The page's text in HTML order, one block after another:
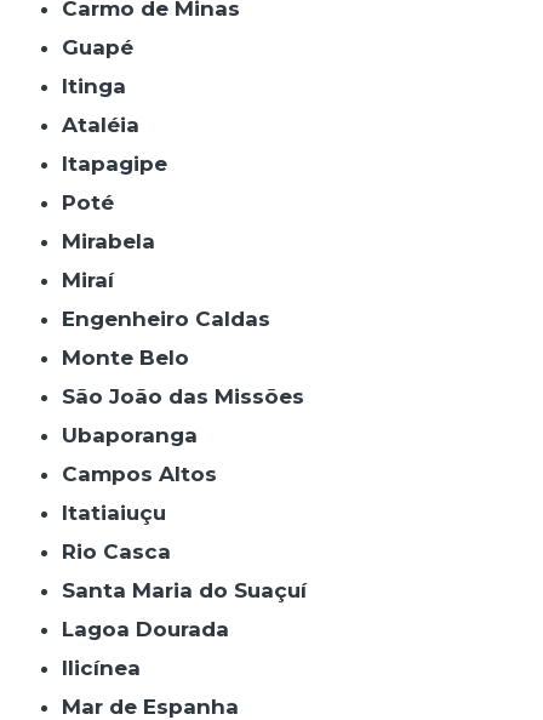
Carmo de Minas
Guapé
Itinga
Ataléia
Itapagipe
Poté
Mirabela
Miraí
Engenheiro Caldas
Monte Belo
São João das Missões
Ubaporanga
Campos Altos
Itatiaiuçu
Rio Casca
Santa Maria do Suaçuí
Lagoa Dourada
Ilicínea
Mar de Espanha